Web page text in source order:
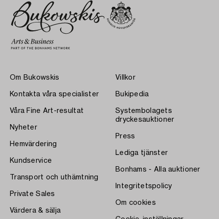
Om Bukowskis
Kontakta våra specialister
Våra Fine Art-resultat
Nyheter
Hemvärdering
Kundservice
Transport och uthämtning
Private Sales
Värdera & sälja
Villkor
Bukipedia
Systembolagets
dryckesauktioner
Press
Lediga tjänster
Bonhams - Alla auktioner
Integritetspolicy
Om cookies